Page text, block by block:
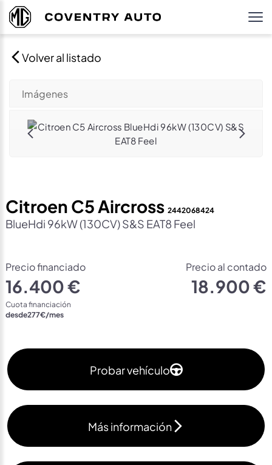
Volver al listado
Imágenes
Citroen C5 Aircross 2442068424
BlueHdi 96kW (130CV) S&S EAT8 Feel
Precio financiado
16.400 €
Cuota financiación
desde277€/mes
Precio al contado
18.900 €
Probar vehículo
Más información